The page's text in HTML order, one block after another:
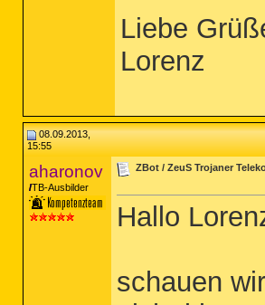
Liebe
Lorenz
08.09.2013,
15:55
aharonov
TB-Ausbilder
ZBot / ZeuS Trojaner
Hallo
schauen